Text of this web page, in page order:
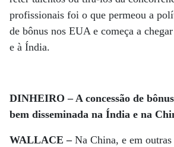
profissionais foi o que permeou a
de bônus nos EUA e começa a
e à Índia.
DINHEIRO – A concessão de
bem disseminada na Índia e na
WALLACE –Na China, e em outras